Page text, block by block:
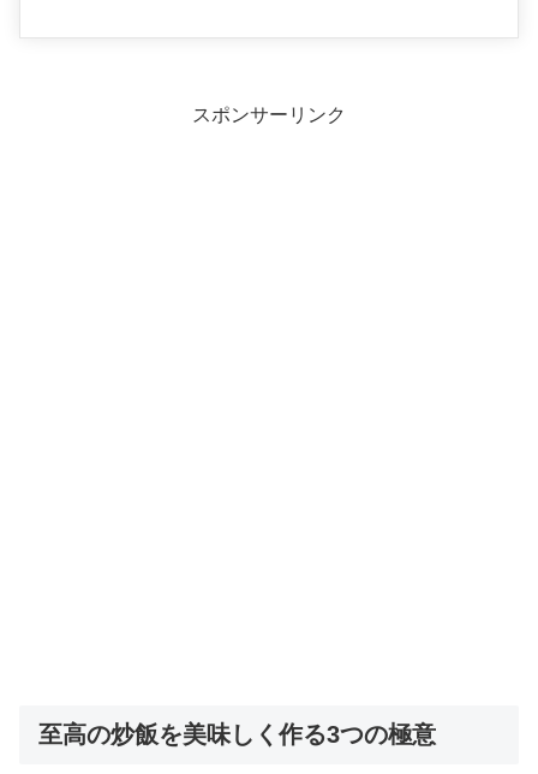
スポンサーリンク
至高の炒飯を美味しく作る3つの極意